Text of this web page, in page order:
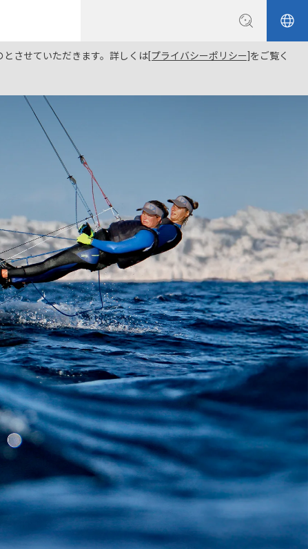
させていただきます。詳しくは [プライバシーポリシー] をご覧く